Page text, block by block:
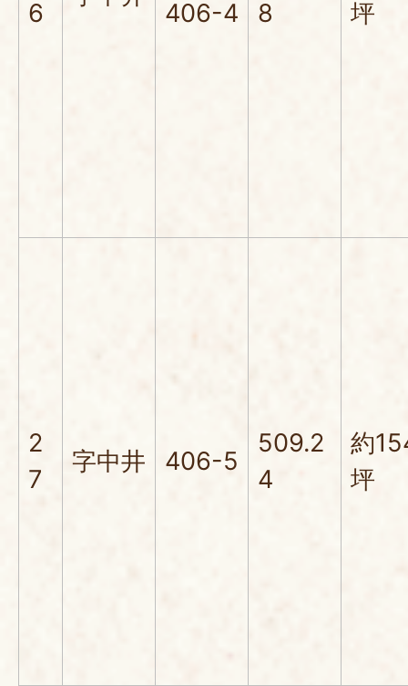
6 406-4 8 坪
2
7
字中井 406-5
509.2
4
約
坪